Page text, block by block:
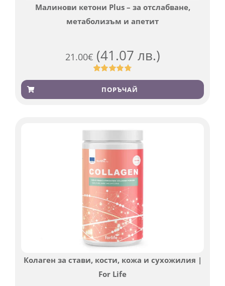
Малинови кетони Plus – за отслабване,
метаболизъм и апетит
21.00€ (41.07 лв.)
Оценен
4.76 от 5,
819
ПОРЪЧАЙ
Колаген за стави, кости, кожа и сухожилия |
For Life